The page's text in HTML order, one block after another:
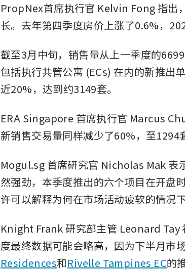
PropNex首席执行官 Kelvin Fong 指出
长。去年第四季度房价上涨了0.6%，
截至3月中旬，销售量从上一季度的
包括执行共管公寓 (ECs) 在内的新推出
近20%，达到约3149套。
ERA Singapore 首席执行官 Marcus
新销售交易量同样减少了60%，至1294
Mogul.sg 首席研究官 Nicholas Mak 表
然强劲，本季度推出的六个项目在开盘
许可以解释为何在市场活动疲软的情况
Knight Frank 研究部主管 Leonard Tay
度最终数据可能会略高，因为下半月
Residences和Rivelle Tampines EC的